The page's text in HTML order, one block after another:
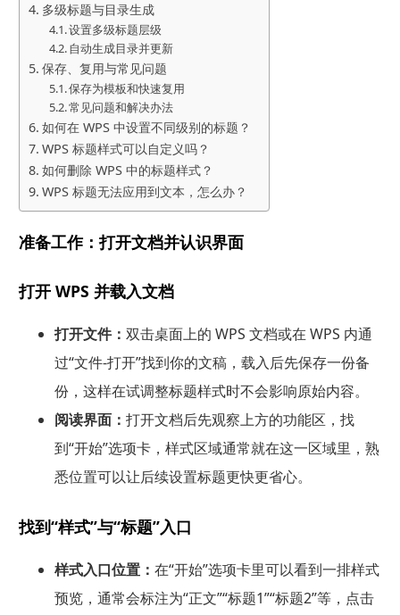
多级标题与目录生成
设置多级标题层级
自动生成目录并更新
保存、复用与常见问题
保存为模板和快速复用
常见问题和解决办法
如何在 WPS 中设置不同级别的标题？
WPS 标题样式可以自定义吗？
如何删除 WPS 中的标题样式？
WPS 标题无法应用到文本，怎么办？
准备工作：打开文档并认识界面
打开 WPS 并载入文档
打开文件： 双击桌面上的 WPS 文档或在 WPS 内通
过“文件-打开”找到你的文稿，载入后先保存一份备
份，这样在试调整标题样式时不会影响原始内容。
阅读界面： 打开文档后先观察上方的功能区，找
到“开始”选项卡，样式区域通常就在这一区域里，熟
悉位置可以让后续设置标题更快更省心。
找到“样式”与“标题”入口
样式入口位置： 在“开始”选项卡里可以看到一排样式
预览，通常会标注为“正文”“标题1”“标题2”等，点击